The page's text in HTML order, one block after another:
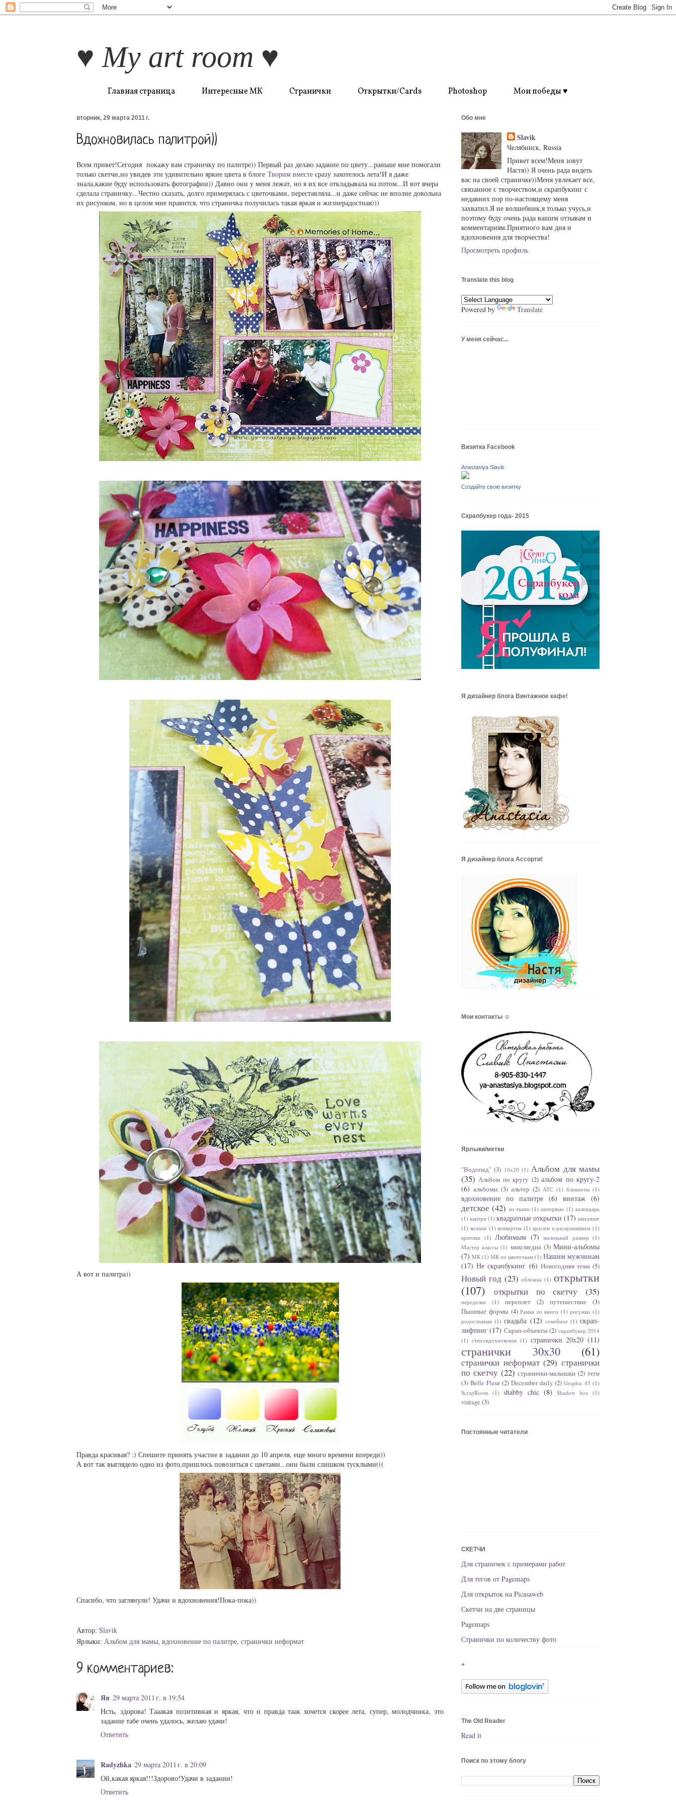
♥ My art room ♥
Главная страница Интересные МК Странички Открытки/Cards Photoshop Мои победы ♥
вторник, 29 марта 2011 г.
Вдохновилась палитрой))
Всем привет!Сегодня покажу вам страничку по палитре)) Первый раз делаю задание по цвету...раньше мне помогали
только скетчи,но увидев эти удивительно яркие цвета в блоге Творим вместе сразу захотелось лета!И я даже
знала,какие буду использовать фотографии)) Давно они у меня лежат, но я их все откладывала на потом...И вот вчера
сделала страничку...Честно сказать, долго примерялась с цветочками, переставляла...и даже сейчас не вполне довольна
их рисунком, но в целом мне нравится, что страничка получилась такая яркая и жизнерадостная)))
А вот и палитра))
Правда красивая? :) Спешите принять участие в задании до 10 апреля, еще много времени впереди))
А вот так выглядело одно из фото,пришлось повозиться с цветами...они были слишком тусклыми(((
Спасибо, что заглянули! Удачи и вдохновения!Пока-пока))
Автор: Slavik
Ярлыки: Альбом для мамы, вдохновение по палитре, странички неформат
9 комментариев:
Яя 29 марта 2011 г. в 19:54
Нсть, здорова! Тааакая позитивная и яркая, что и правда таак хочется скорее лета, супер, молодчинка, это
задание табе очень удалось, желаю удачи!
Ответить
Radyzhka 29 марта 2011 г. в 20:09
Ой,какая яркая!!!Здорово!Удачи в задании!
Ответить
Обо мне
Slavik
Челябинск, Russia
Привет всем!Меня зовут
Настя)) Я очень рада видеть
вас на своей страничке))Меня увлекает все,
связанное с творчеством,и скрапбукинг с
недавних пор по-настоящему меня
захватил.Я не волшебник,я только учусь,и
поэтому буду очень рада вашим отзывам и
комментариям.Приятного вам дня и
вдохновения для творчества!
Просмотреть профиль
Translate this blog
Powered by Translate
У меня сейчас...
Визитка Facebook
Anastasiya Slavik
Создайте свою визитку
Скрапбукер года- 2015
Я дизайнер блога Винтажное кафе!
Я дизайнер блога Ассорти!
Мои контакты ☺
Ярлыки/метки
"Водопад" (3) 10х20 (1) Альбом для мамы
(35) Альбом по кругу (2) альбом по кругу-2
(6) альбомы (3) альтер (2) АТС (1) блокноты (1)
вдохновение по палитре (6) винтаж (6)
детское (42) из ткани (1) интервью (1) календарь
(1) кантри (1) квадратные открытки (17) квиллинг
(1) коллаж (1) конвертик (1) красим и раскрашиваем (1)
критика (1) Любимым (7) маленький размер (1)
Мастер классы (1) миксмедиа (3) Мини-альбомы
(7) МК (1) МК по цветочкам (1) Нашим мужчинам
(17) Не скрапбукинг (6) Новогодняя тема (5)
Новый год (23) обложка (1) открытки
(107)
открытки по скетчу (35)
переделки (1) переплет (2) путешествие
(3)
Пышные формы (4) Рамка из книги (1) рисунки (1)
родословная (1) свадьба (12) семейное (1) скрап-
лифтинг (17) Скрап-объекты (2) скрапбукер 2014
(1) стиховдохновение (1) странички 20х20 (11)
странички 30х30 (61)
странички неформат (29) странички
по скетчу (22) странички-малышки (2) теги
(3) Belle Fleur (2) December daily (2) Graphic 45 (1)
ScrapRoom (1) shabby chic (8) Shadow box (1)
vintage (3)
Постоянные читатели
СКЕТЧИ
Для страничек с примерами работ
Для тегов от Pagemaps
Для открыток на Picasaweb
Скетчи на две страницы
Pagemaps
Странички по количеству фото
+
The Old Reader
Read it
Поиск по этому блогу